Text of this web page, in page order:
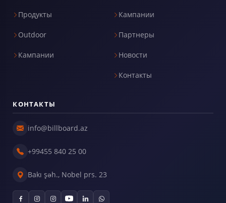
Продукты
Outdoor
Кампании
Кампании
Партнеры
Новости
Контакты
КОНТАКТЫ
info@billboard.az
+99455 840 25 00
Bakı şəh., Nobel prs. 23